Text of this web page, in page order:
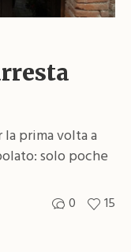
la prima volta a
solo poche
0 15